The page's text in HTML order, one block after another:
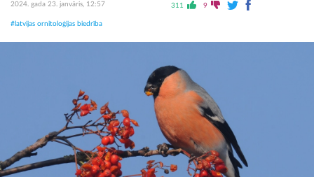
2024. gada 23. janvāris, 12:57 311 9
#latvijas ornitoloģijas biedrība